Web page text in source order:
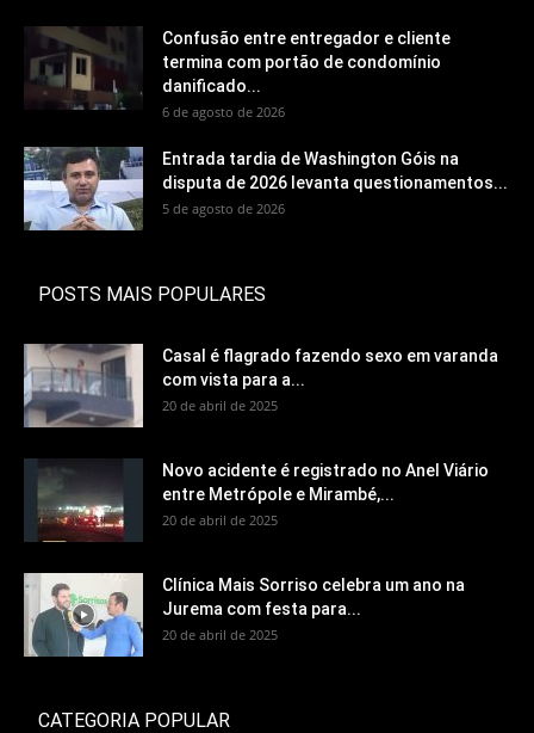
Confusão entre entregador e cliente
termina com portão de condomínio
danificado...
6 de agosto de 2026
Entrada tardia de Washington Góis na
disputa de 2026 levanta questionamentos...
5 de agosto de 2026
POSTS MAIS POPULARES
Casal é flagrado fazendo sexo em varanda
com vista para a...
20 de abril de 2025
Novo acidente é registrado no Anel Viário
entre Metrópole e Mirambé,...
20 de abril de 2025
Clínica Mais Sorriso celebra um ano na
Jurema com festa para...
20 de abril de 2025
CATEGORIA POPULAR